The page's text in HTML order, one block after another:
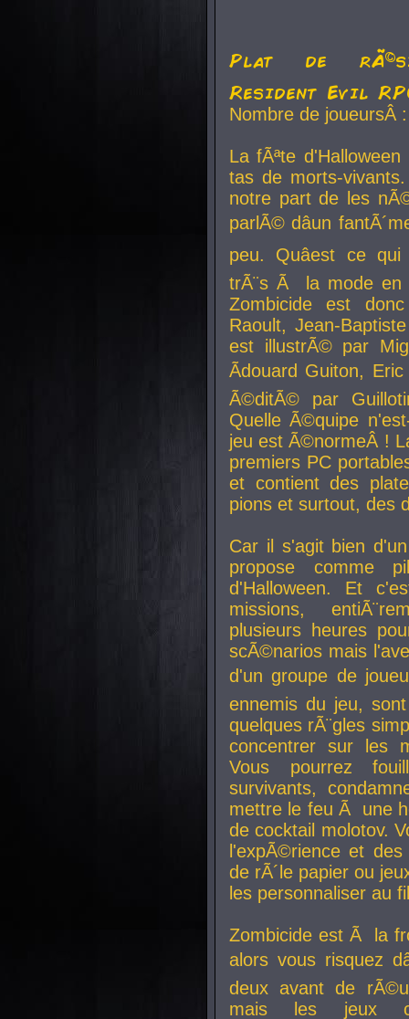
Plat de
Resident Evil
Nombre de
La fÃªte
tas de morts-
notre part de les
parlÃ© dâun
peu. Quâest ce
trÃ¨s Ã la mode en
Zombicide est
Raoult, Jean-
est illustrÃ© par
Ãdouard Guiton,
Ã©ditÃ© par
Quelle Ã©quipe
jeu est Ã©normeÂ !
premiers PC
et contient des
pions et surtout, des
Car il s'agit bien
propose comme
d'Halloween. Et
missions,
plusieurs heures
scÃ©narios mais
d'un groupe de
ennemis du jeu,
quelques rÃ¨gles
concentrer sur les
Vous pourrez
survivants,
mettre le feu Ã une
de cocktail molotov.
l'expÃ©rience et
de rÃ´le papier ou
les personnaliser au
Zombicide est Ã la
alors vous risquez
deux avant de
mais les jeux